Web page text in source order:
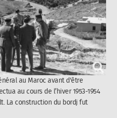
au Maroc avant d'être
au cours de l’hiver 1953-1954
La construction du bordj fut